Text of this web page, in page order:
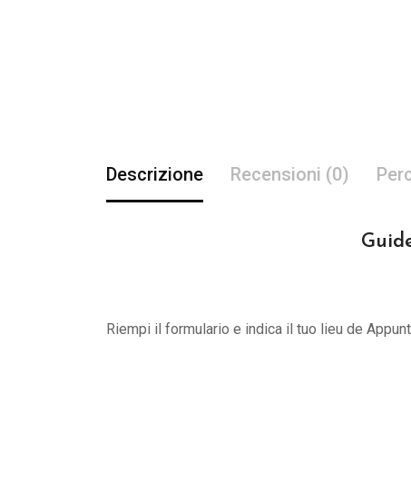
Descrizione Recensioni (0)
Riempi il formulario e indica il tuo lieu de